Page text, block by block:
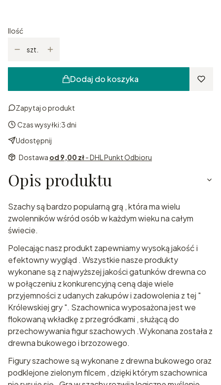
Ilość
szt.
Dodaj do koszyka
Zapytaj o produkt
Czas wysyłki:3 dni
Udostępnij
Dostawa od 9,00 zł- DHL Punkt Odbioru
Opis produktu
Szachy są bardzo popularną grą , która ma wielu
zwolenników wśród osób w każdym wieku na całym
świecie.
Polecając nasz produkt zapewniamy wysoką jakość i
efektowny wygląd . Wszystkie nasze produkty
wykonane są z najwyższej jakości gatunków drewna co
w połączeniu z konkurencyjną ceną daje wiele
przyjemności z udanych zakupów i zadowolenia z tej "
Królewskiej gry ". Szachownica wyposażona jest we
flokowaną wkładkę z przegródkami , służącą do
przechowywania figur szachowych .Wykonana została z
drewna bukowego i brzozowego.
Figury szachowe są wykonane z drewna bukowego oraz
podklejone zielonym filcem , dzięki którym szachownica